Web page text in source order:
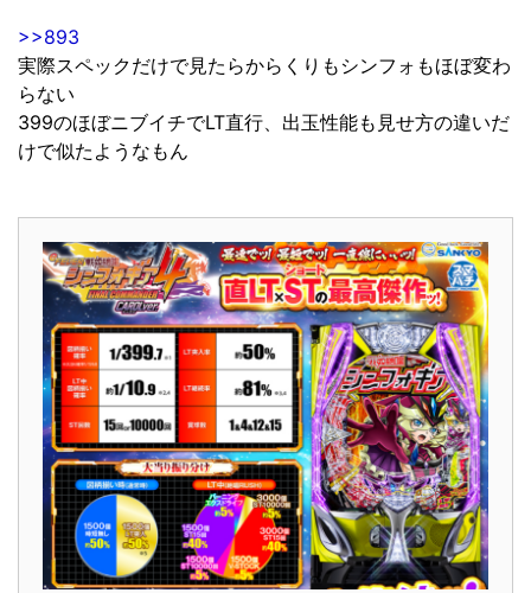
>>893
実際スペックだけで見たらからくりもシンフォもほぼ変わ
らない
399のほぼニブイチでLT直行、出玉性能も見せ方の違いだ
けで似たようなもん